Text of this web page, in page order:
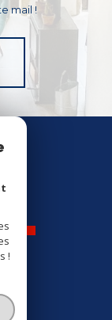
mail !
!